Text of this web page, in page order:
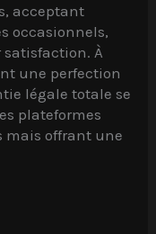
acceptant
occasionnels,
À
une perfection
légale totale se
plateformes
mais offrant une